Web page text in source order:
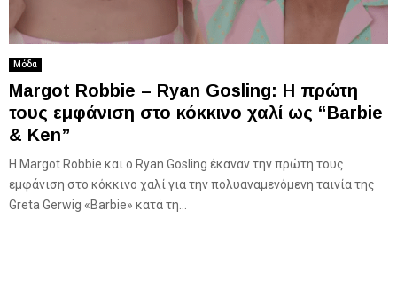
Μόδα
Margot Robbie – Ryan Gosling: Η πρώτη
τους εμφάνιση στο κόκκινο χαλί ως “Barbie
& Ken”
Η Margot Robbie και ο Ryan Gosling έκαναν την πρώτη τους
εμφάνιση στο κόκκινο χαλί για την πολυαναμενόμενη ταινία της
Greta Gerwig «Barbie» κατά τη...